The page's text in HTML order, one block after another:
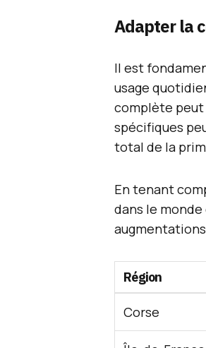
Adapter la
Il est
usage
complète peut
spécifiques
total de la
En tenant
dans le
Région
Corse